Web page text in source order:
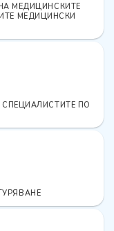
МЕДИЦИНСКИТЕ
МЕДИЦИНСКИ
ПО